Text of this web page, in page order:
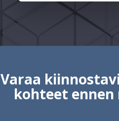
Varaa
kohteet